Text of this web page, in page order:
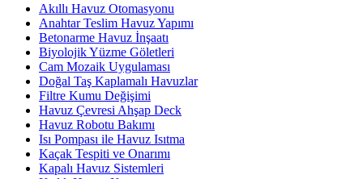
Akıllı Havuz Otomasyonu
Anahtar Teslim Havuz Yapımı
Betonarme Havuz İnşaatı
Biyolojik Yüzme Göletleri
Cam Mozaik Uygulaması
Doğal Taş Kaplamalı Havuzlar
Filtre Kumu Değişimi
Havuz Çevresi Ahşap Deck
Havuz Robotu Bakımı
Isı Pompası ile Havuz Isıtma
Kaçak Tespiti ve Onarımı
Kapalı Havuz Sistemleri